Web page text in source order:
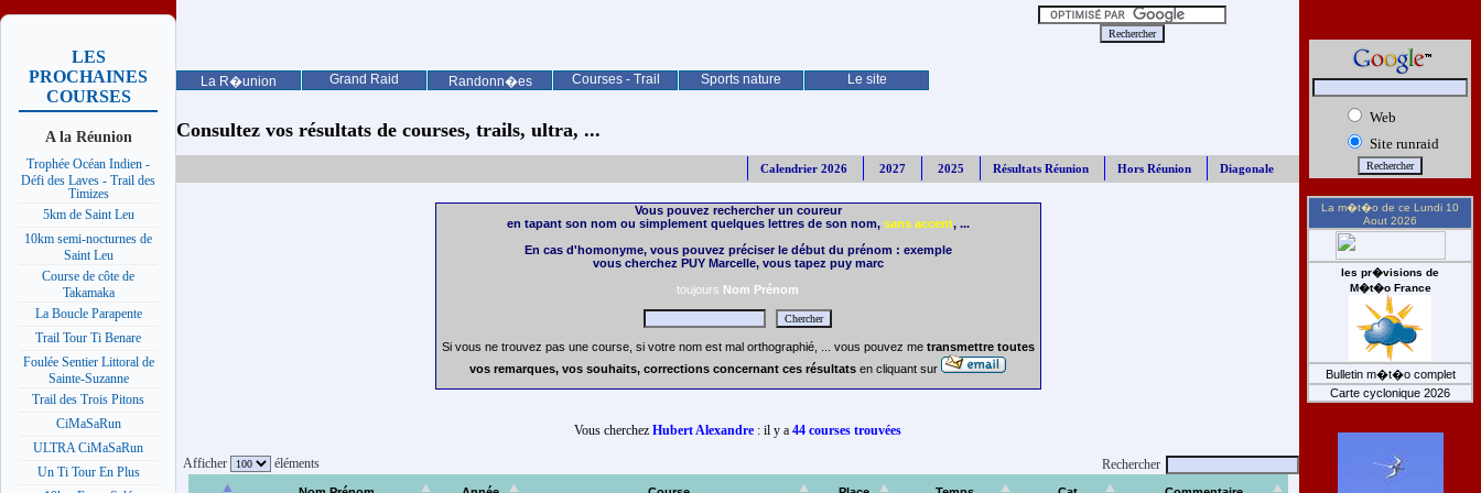
La R�union Grand Raid Randonn�es Courses - Trail Sports nature Le site
LES
PROCHAINES
COURSES
A la Réunion
Trophée Océan Indien -
Défi des Laves - Trail des
Timizes
5km de Saint Leu
10km semi-nocturnes de
Saint Leu
Course de côte de
Takamaka
La Boucle Parapente
Trail Tour Ti Benare
Foulée Sentier Littoral de
Sainte-Suzanne
Trail des Trois Pitons
CiMaSaRun
ULTRA CiMaSaRun
Un Ti Tour En Plus
Consultez vos résultats de courses, trails, ultra, ...
Calendrier 2026 2027 2025 Résultats Réunion Hors Réunion Diagonale
Vous pouvez rechercher un coureur
en tapant son nom ou simplement quelques lettres de son nom, sans accent, ...
En cas d'homonyme, vous pouvez préciser le début du prénom : exemple
vous cherchez PUY Marcelle, vous tapez puy marc
toujours Nom Prénom
Si vous ne trouvez pas une course, si votre nom est mal orthographié, ... vous pouvez me transmettre toutes
vos remarques, vos souhaits, corrections concernant ces résultats en cliquant sur
Vous cherchez Hubert Alexandre : il y a 44 courses trouvées
Afficher éléments Rechercher
Web
Site runraid
La m�t�o de ce Lundi 10
Aout 2026
les pr�visions de
M�t�o France
Bulletin m�t�o complet
Carte cyclonique 2026